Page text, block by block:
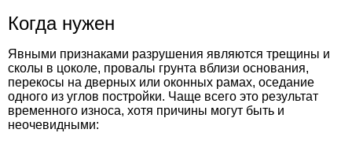
Когда нужен
Явными признаками разрушения являются трещины и
сколы в цоколе, провалы грунта вблизи основания,
перекосы на дверных или оконных рамах, оседание
одного из углов постройки. Чаще всего это результат
временного износа, хотя причины могут быть и
неочевидными: